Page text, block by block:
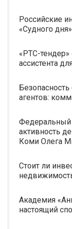
Российские
«Судного дня»
«РТС-тендер»
ассистента
агентов:
Федеральный
активность
Коми Олега
Стоит ли
Академия
настоящий